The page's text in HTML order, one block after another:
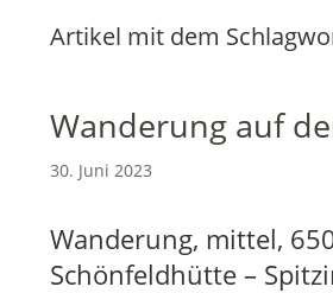
Artikel mit dem
Wanderung auf
30. Juni 2023
Wanderung, mittel,
Schönfeldhütte –